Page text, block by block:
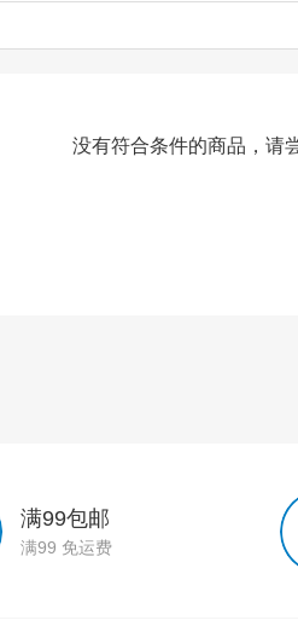
没有符合条件的商品，请
满99包邮
满99 免运费